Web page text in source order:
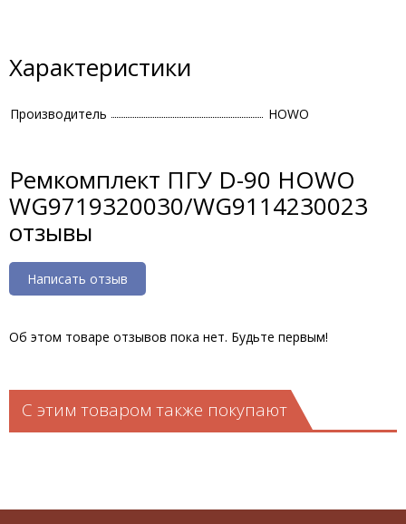
Характеристики
Производитель HOWO
Ремкомплект ПГУ D-90 HOWO
WG9719320030/WG9114230023
отзывы
Написать отзыв
Об этом товаре отзывов пока нет. Будьте первым!
С этим товаром также покупают